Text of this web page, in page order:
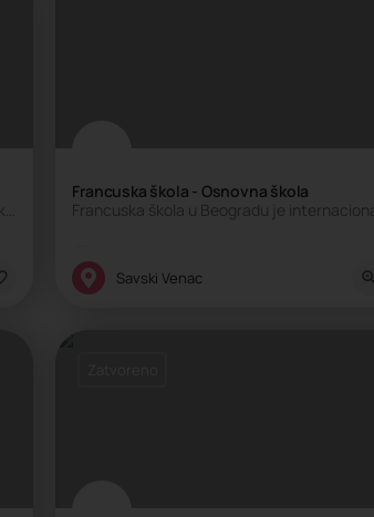
Francuska škola u Beogradu je internacionalna škola koju pohađaju deca brojnih nacionalnosti. Škola sprovodi…
Francuska škola - Osnovna škola
Savski Venac